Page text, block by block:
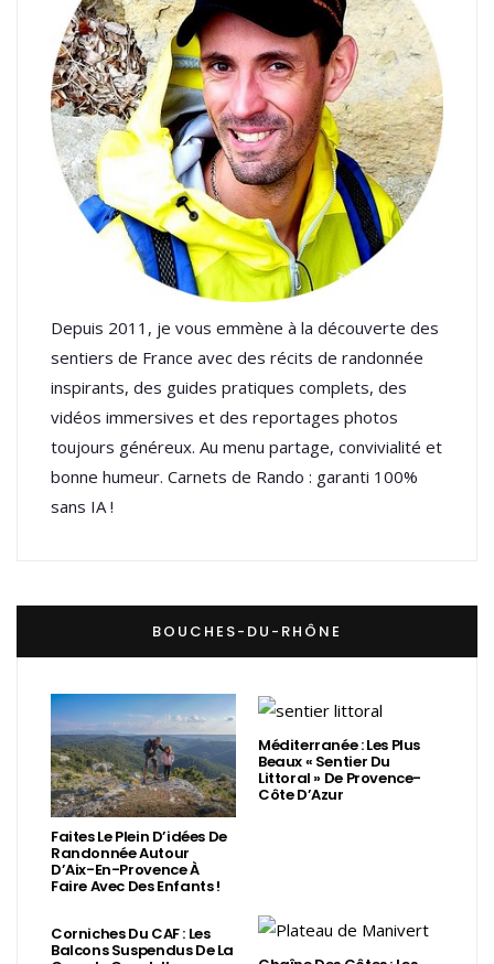
Depuis 2011, je vous emmène à la découverte des
sentiers de France avec des récits de randonnée
inspirants, des guides pratiques complets, des
vidéos immersives et des reportages photos
toujours généreux. Au menu partage, convivialité et
bonne humeur. Carnets de Rando : garanti 100%
sans IA !
BOUCHES-DU-RHÔNE
Faites Le Plein D’idées De
Randonnée Autour
D’Aix-En-Provence À
Faire Avec Des Enfants !
Méditerranée : Les Plus
Beaux « Sentier Du
Littoral » De Provence-
Côte D’Azur
Corniches Du CAF : Les
Balcons Suspendus De La